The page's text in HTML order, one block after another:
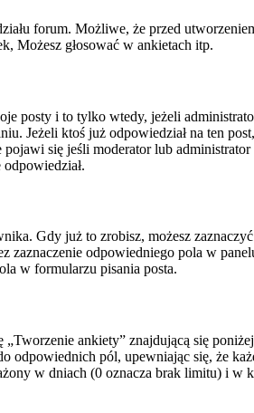
forum. Możliwe, że przed
Możesz głosować w ankietach itp.
posty i to tylko wtedy, jeżeli
Jeżeli ktoś już odpowiedział na ten
się jeśli moderator lub
Gdy już to zrobisz, możesz
odpowiedniego pola w
w formularzu pisania posta.
ankiety” znajdującą się
pól, upewniając się, że
w dniach (0 oznacza brak limitu) i w